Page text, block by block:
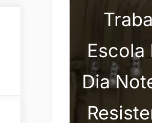
Escola
Dia